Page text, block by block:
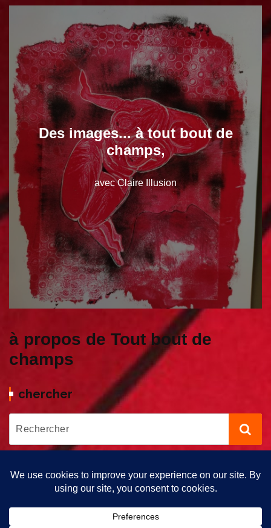
Des images... à tout bout de
champs,
avec Claire Illusion
à propos de Tout bout de
champs
chercher